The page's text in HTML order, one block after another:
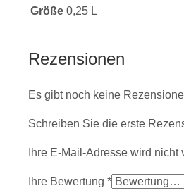
Größe 0,25 L
Rezensionen
Es gibt noch keine
Schreiben Sie die erste
Ihre E-Mail-Adresse wird nicht
Ihre Bewertung *